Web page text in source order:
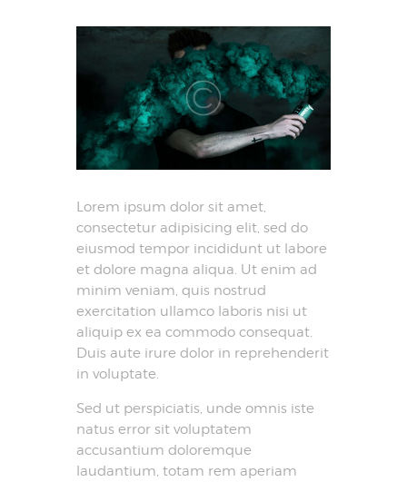
Lorem ipsum dolor sit amet,
consectetur adipisicing elit, sed do
eiusmod tempor incididunt ut labore
et dolore magna aliqua. Ut enim ad
minim veniam, quis nostrud
exercitation ullamco laboris nisi ut
aliquip ex ea commodo consequat.
Duis aute irure dolor in reprehenderit
in voluptate.
Sed ut perspiciatis, unde omnis iste
natus error sit voluptatem
accusantium doloremque
laudantium, totam rem aperiam